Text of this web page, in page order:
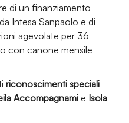
di un finanziamento
Intesa Sanpaolo e di
agevolate per 36
con canone mensile
riconoscimenti speciali
Accompagnami e Isola